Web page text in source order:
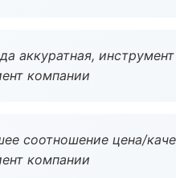
аккуратная,
компании
соотношение цена/
компании